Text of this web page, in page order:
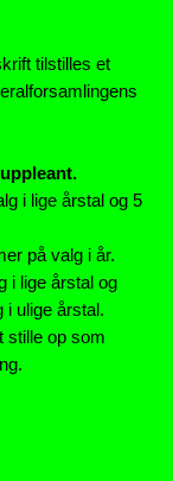
tilstilles et
i lige årstal og 5
på valg i år.
i lige årstal og
ulige årstal.
stille op som